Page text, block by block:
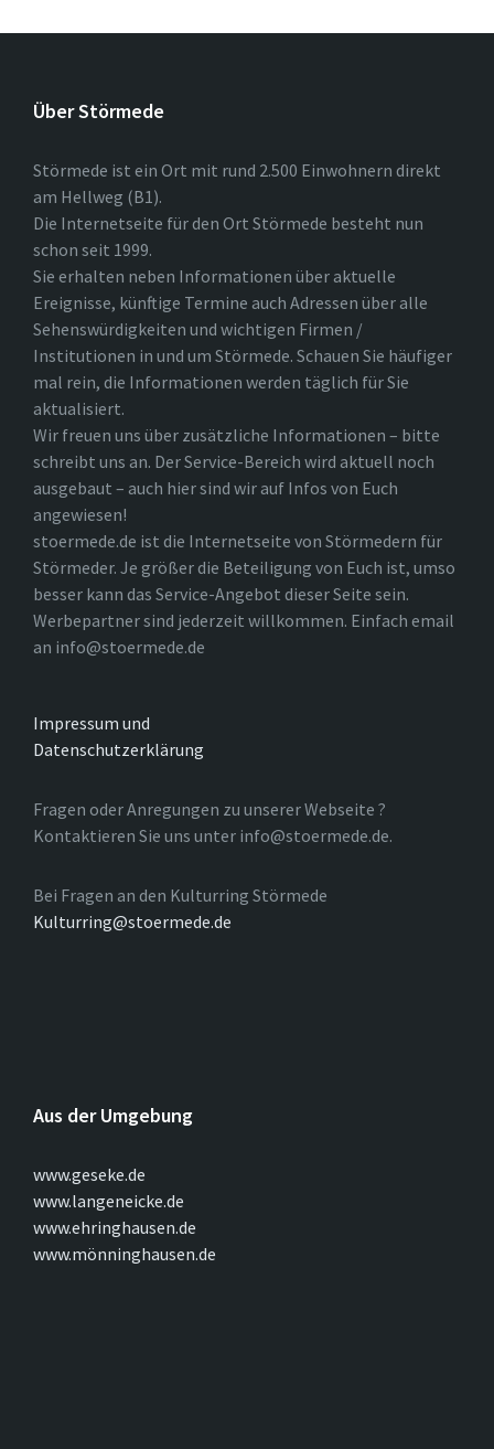
Über Störmede
Störmede ist ein Ort mit rund 2.500 Einwohnern direkt
am Hellweg (B1).
Die Internetseite für den Ort Störmede besteht nun
schon seit 1999.
Sie erhalten neben Informationen über aktuelle
Ereignisse, künftige Termine auch Adressen über alle
Sehenswürdigkeiten und wichtigen Firmen /
Institutionen in und um Störmede. Schauen Sie häufiger
mal rein, die Informationen werden täglich für Sie
aktualisiert.
Wir freuen uns über zusätzliche Informationen – bitte
schreibt uns an. Der Service-Bereich wird aktuell noch
ausgebaut – auch hier sind wir auf Infos von Euch
angewiesen!
stoermede.de ist die Internetseite von Störmedern für
Störmeder. Je größer die Beteiligung von Euch ist, umso
besser kann das Service-Angebot dieser Seite sein.
Werbepartner sind jederzeit willkommen. Einfach email
an info@stoermede.de
Impressum und
Datenschutzerklärung
Fragen oder Anregungen zu unserer Webseite ?
Kontaktieren Sie uns unter info@stoermede.de.
Bei Fragen an den Kulturring Störmede
Kulturring@stoermede.de
Aus der Umgebung
www.geseke.de
www.langeneicke.de
www.ehringhausen.de
www.mönninghausen.de